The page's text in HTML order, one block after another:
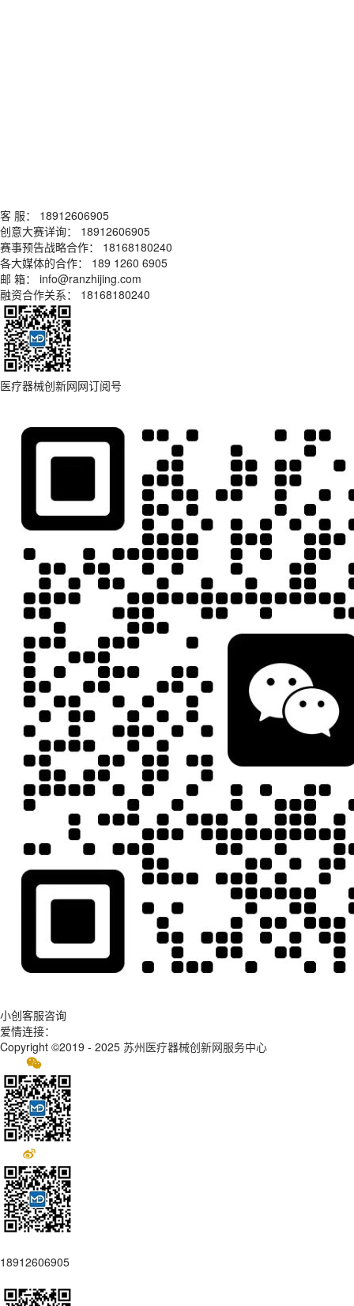
客 服： 18912606905
创意大赛详询： 18912606905
赛事预告战略合作： 18168180240
各大媒体的合作： 189 1260 6905
邮 箱： info@ranzhijing.com
融资合作关系： 18168180240
医疗器械创新网网订阅号
小创客服咨询
爱情连接：
Copyright ©2019 - 2025 苏州医疗器械创新网服务中心
18912606905